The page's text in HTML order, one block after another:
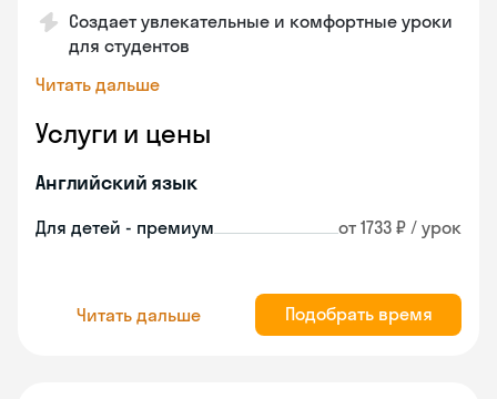
Создает увлекательные и комфортные уроки
для студентов
Читать дальше
Услуги и цены
Английский язык
Для детей - премиум от 1733 ₽ / урок
Читать дальше Подобрать время